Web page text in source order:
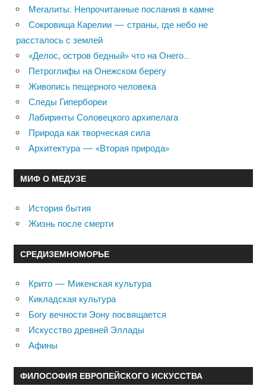
Мегалиты: Непрочитанные послания в камне
Сокровища Карелии — страны, где небо не
рассталось с землей
«Делос, остров бедный» что на Онего…
Петроглифы на Онежском берегу
Живопись пещерного человека
Следы Гипербореи
Лабиринты Соловецкого архипелага
Природа как творческая сила
Архитектура — «Вторая природа»
МИФ О МЕДУЗЕ
История бытия
Жизнь после смерти
СРЕДИЗЕМНОМОРЬЕ
Крито — Микенская культура
Кикладская культура
Богу вечности Эону посвящается
Искусство древней Эллады
Афины
ФИЛОСОФИЯ ЕВРОПЕЙСКОГО ИСКУССТВА